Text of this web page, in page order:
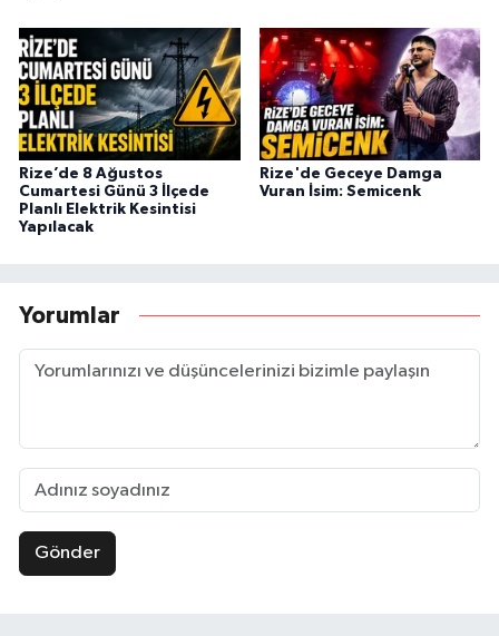
Rize’de 8 Ağustos
Cumartesi Günü 3 İlçede
Planlı Elektrik Kesintisi
Yapılacak
Rize'de Geceye Damga
Vuran İsim: Semicenk
Yorumlar
Gönder